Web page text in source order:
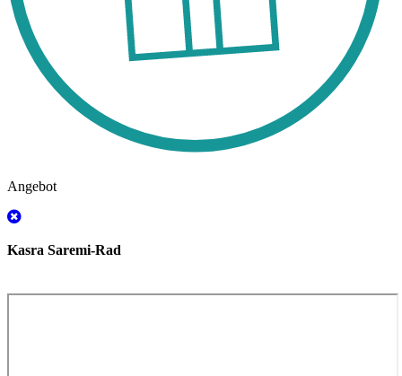
Angebot
Kasra Saremi-Rad